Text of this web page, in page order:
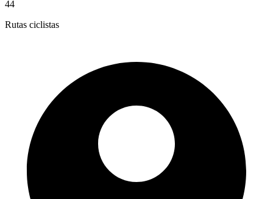
44
Rutas ciclistas